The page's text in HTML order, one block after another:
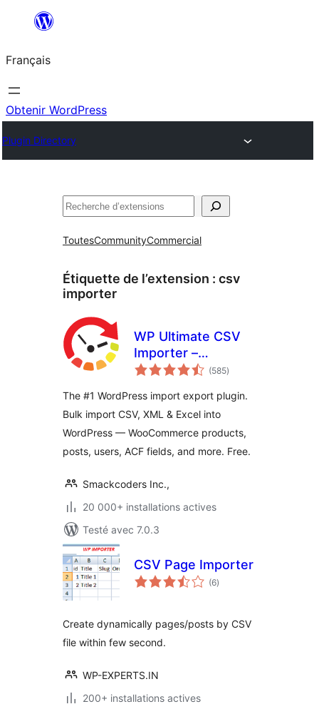
contenu
Français
Obtenir WordPress
Plugin Directory
Rechercher
ToutesCommunityCommercial
Étiquette de l’extension : csv
importer
WP Ultimate CSV
Importer –
WordPress Import
XML & Excel
(585notes
en
)
The #1 WordPress import export plugin.
Bulk import CSV, XML & Excel into
WordPress — WooCommerce products,
posts, users, ACF fields, and more. Free.
Smackcoders Inc.,
20 000+ installations actives
Testé avec 7.0.3
CSV Page Importer
(6notes
en
)
Create dynamically pages/posts by CSV
file within few second.
WP-EXPERTS.IN
200+ installations actives